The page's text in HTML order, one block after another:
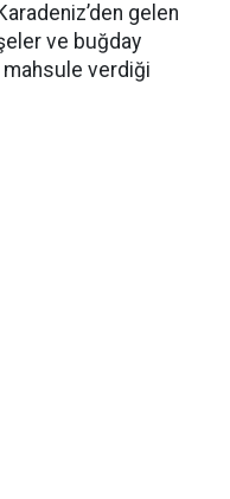
gelen
ve buğday
mahsule verdiği